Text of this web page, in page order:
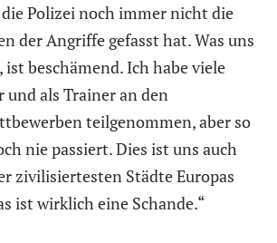
Polizei noch immer nicht die
der Angriffe gefasst hat. Was uns
beschämend. Ich habe viele
und als Trainer an den
teilgenommen, aber so
nie passiert. Dies ist uns auch
zivilisiertesten Städte Europas
ist wirklich eine Schande.“